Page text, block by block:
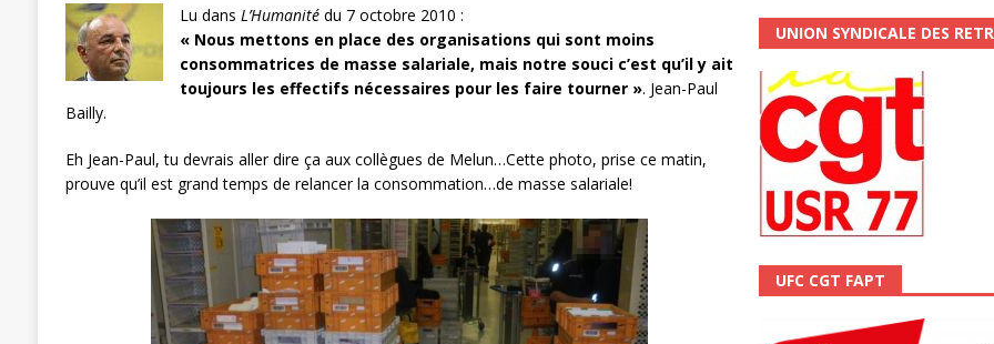
SECTEUR POSTAL
[ 16 septembre 2025 ] La Poste – Activités Sociales et Culturelles : Un droit, pas un cadeau !
POSTAL
[ 27 avril 2024 ] 1er MAI 2024 ACTUALITÉ
Lu dans L’Humanitédu 7 octobre 2010 :
« Nous mettons en place des organisations qui sont moins
consommatrices de masse salariale, mais notre souci c’est qu’il y ait
toujours les effectifs nécessaires pour les faire tourner ». Jean-Paul
Bailly.
Eh Jean-Paul, tu devrais aller dire ça aux collègues de Melun…Cette photo, prise ce matin,
prouve qu’il est grand temps de relancer la consommation…de masse salariale!
UNION SYNDICALE DES
UFC CGT FAPT